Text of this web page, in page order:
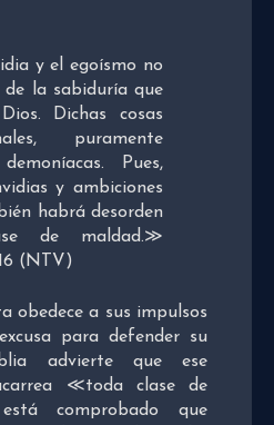
y el egoísmo no
la sabiduría que
Dichas cosas
puramente
Pues,
y ambiciones
habrá desorden
de maldad.≫
(NTV)
obedece a sus impulsos
para defender su
advierte que ese
≪toda clase de
comprobado que